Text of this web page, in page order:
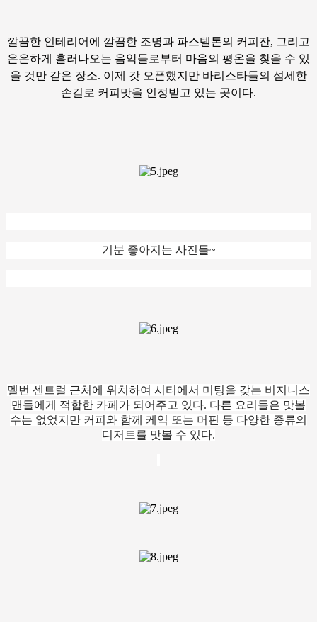
깔끔한 인테리어에 깔끔한 조명과 파스텔톤의 커피잔, 그리고
은은하게 흘러나오는 음악들로부터 마음의 평온을 찾을 수 있
을 것만 같은 장소. 이제 갓 오픈했지만 바리스타들의 섬세한
손길로 커피맛을 인정받고 있는 곳이다.
기분 좋아지는 사진들~
멜번 센트럴 근처에 위치하여 시티에서 미팅을 갖는 비지니스
맨들에게 적합한 카페가 되어주고 있다. 다른 요리들은 맛볼
수는 없었지만 커피와 함께 케익 또는 머핀 등 다양한 종류의
디저트를 맛볼 수 있다.